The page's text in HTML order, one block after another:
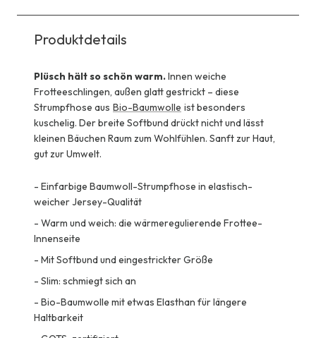
Produktdetails
Plüsch hält so schön warm.Innen weiche
Frotteeschlingen, außen glatt gestrickt – diese
Strumpfhose aus Bio-Baumwolle ist besonders
kuschelig. Der breite Softbund drückt nicht und lässt
kleinen Bäuchen Raum zum Wohlfühlen. Sanft zur Haut,
gut zur Umwelt.
- Einfarbige Baumwoll-Strumpfhose in elastisch-
weicher Jersey-Qualität
- Warm und weich: die wärmeregulierende Frottee-
Innenseite
- Mit Softbund und eingestrickter Größe
- Slim: schmiegt sich an
- Bio-Baumwolle mit etwas Elasthan für längere
Haltbarkeit